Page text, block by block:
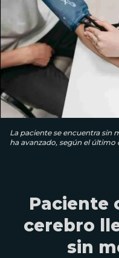
La paciente se encuentra sin
ha avanzado, según el
Paciente
cerebro
sin